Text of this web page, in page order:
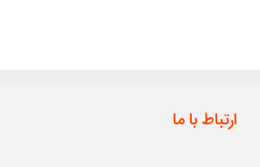
ارتباط با ما